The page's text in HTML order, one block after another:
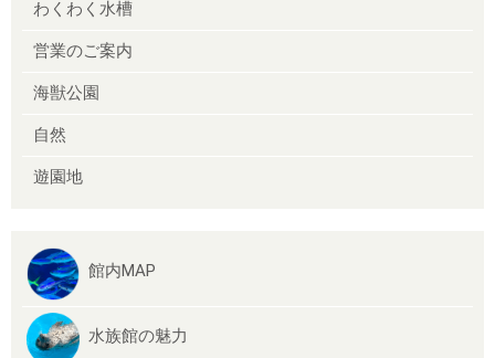
わくわく水槽
営業のご案内
海獣公園
自然
遊園地
館内MAP
水族館の魅力